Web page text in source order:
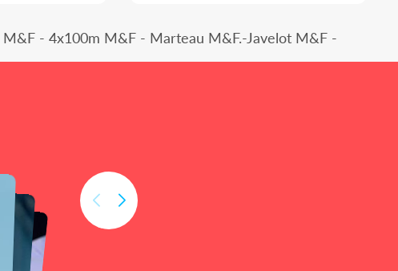
- 4x100m M&F - Marteau M&F.-Javelot M&F -